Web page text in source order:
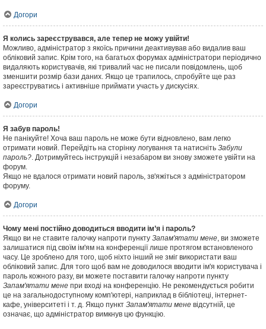
Догори
Я колись зареєструвався, але тепер не можу увійти!
Можливо, адміністратор з якоїсь причини деактивував або видалив ваш
обліковий запис. Крім того, на багатьох форумах адміністратори періодично
видаляють користувачів, які тривалий час не писали повідомлень, щоб
зменшити розмір бази даних. Якщо це трапилось, спробуйте ще раз
зареєструватись і активніше приймати участь у дискусіях.
Догори
Я забув пароль!
Не панікуйте! Хоча ваш пароль не може бути відновлено, вам легко
отримати новий. Перейдіть на сторінку логування та натисніть Забули
пароль?. Дотримуйтесь інструкцій і незабаром ви знову зможете увійти на
форум.
Якщо не вдалося отримати новий пароль, зв'яжіться з адміністратором
форуму.
Догори
Чому мені постійно доводиться вводити ім’я і пароль?
Якщо ви не ставите галочку напроти пункту Запам'ятати мене, ви зможете
залишатися під своїм ім'ям на конференції лише протягом встановленого
часу. Це зроблено для того, щоб ніхто інший не зміг використати ваш
обліковий запис. Для того щоб вам не доводилося вводити ім'я користувача і
пароль кожного разу, ви можете поставити галочку напроти пункту
Запам'ятати мене при вході на конференцію. Не рекомендується робити
це на загальнодоступному комп'ютері, наприклад в бібліотеці, інтернет-
кафе, університеті і т. д. Якщо пункт Запам'ятати мене відсутній, це
означає, що адміністратор вимкнув цю функцію.